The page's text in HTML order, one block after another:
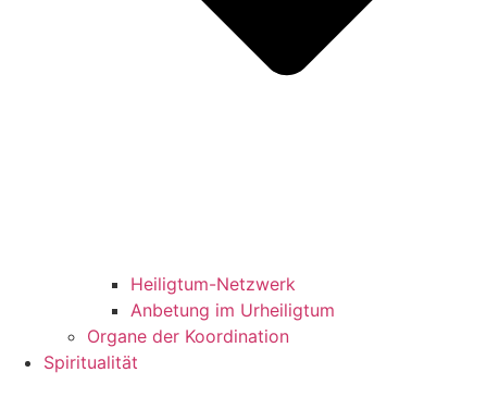
Heiligtum-Netzwerk
Anbetung im Urheiligtum
Organe der Koordination
Spiritualität